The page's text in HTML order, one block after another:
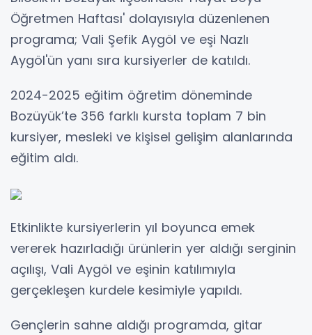
Öğretmen Haftası' dolayısıyla düzenlenen
programa; Vali Şefik Aygöl ve eşi Nazlı
Aygöl'ün yanı sıra kursiyerler de katıldı.
2024-2025 eğitim öğretim döneminde
Bozüyük’te 356 farklı kursta toplam 7 bin
kursiyer, mesleki ve kişisel gelişim alanlarında
eğitim aldı.
Etkinlikte kursiyerlerin yıl boyunca emek
vererek hazırladığı ürünlerin yer aldığı serginin
açılışı, Vali Aygöl ve eşinin katılımıyla
gerçekleşen kurdele kesimiyle yapıldı.
Gençlerin sahne aldığı programda, gitar